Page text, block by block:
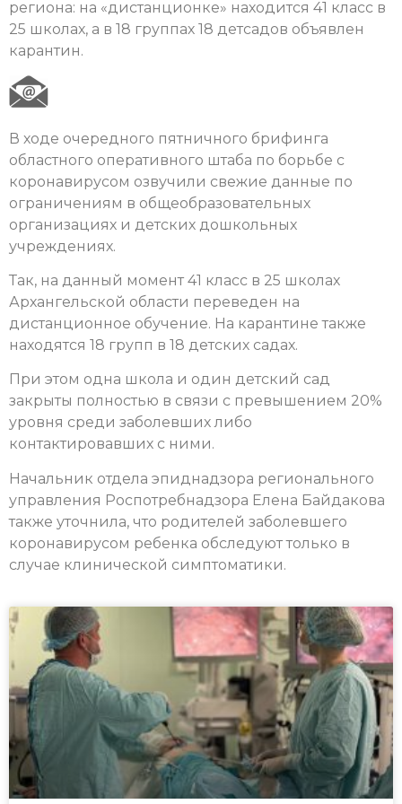
региона: на «дистанционке» находится 41 класс в
25 школах, а в 18 группах 18 детсадов объявлен
карантин.
В ходе очередного пятничного брифинга
областного оперативного штаба по борьбе с
коронавирусом озвучили свежие данные по
ограничениям в общеобразовательных
организациях и детских дошкольных
учреждениях.
Так, на данный момент 41 класс в 25 школах
Архангельской области переведен на
дистанционное обучение. На карантине также
находятся 18 групп в 18 детских садах.
При этом одна школа и один детский сад
закрыты полностью в связи с превышением 20%
уровня среди заболевших либо
контактировавших с ними.
Начальник отдела эпиднадзора регионального
управления Роспотребнадзора Елена Байдакова
также уточнила, что родителей заболевшего
коронавирусом ребенка обследуют только в
случае клинической симптоматики.